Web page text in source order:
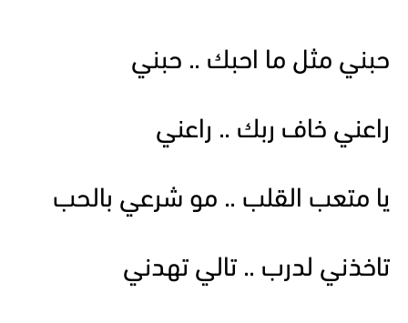
حبني مثل ما احبك .. حبني
راعني خاف ربك .. راعني
يا متعب القلب .. مو شرعي بالحب
تاخذني لدرب .. تالي تهدني